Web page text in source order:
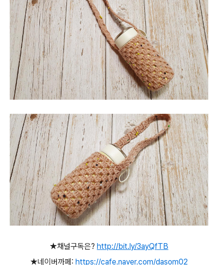
★채널구독은? http://bit.ly/3ayQfTB
★네이버까페: https://cafe.naver.com/dasom02